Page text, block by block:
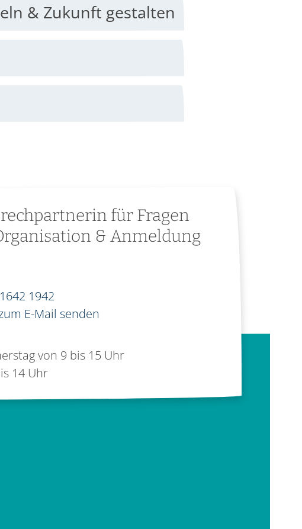
entwickeln & Zukunft gestalten
für Fragen
& Anmeldung
1942
E-Mail senden
von 9 bis 15 Uhr
14 Uhr